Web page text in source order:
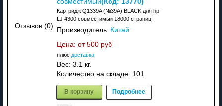
Отзывов (0)
совместимый
Картридж Q1339A (№39A) BLACK для hp
LJ 4300 совместимый 18000 страниц
Производитель: Китай
Цена: от 500 руб
плюс доставка
Вес: 3.1 кг.
Количество на складе: 101
В корзину Подробнее